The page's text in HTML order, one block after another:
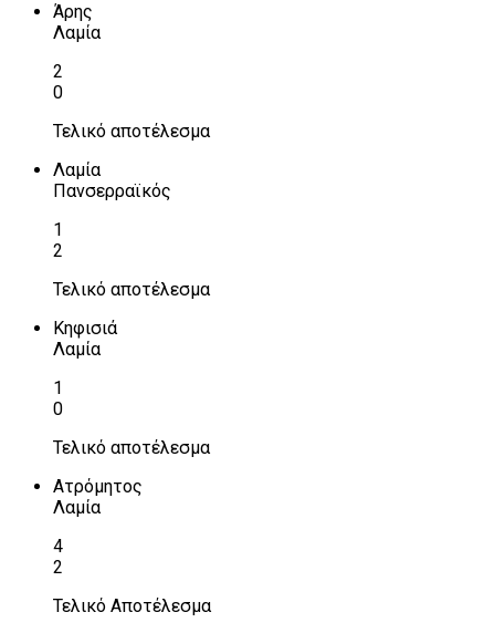
Άρης
Λαμία
2
0
Τελικό αποτέλεσμα
Λαμία
Πανσερραϊκός
1
2
Τελικό αποτέλεσμα
Κηφισιά
Λαμία
1
0
Τελικό αποτέλεσμα
Ατρόμητος
Λαμία
4
2
Τελικό Αποτέλεσμα